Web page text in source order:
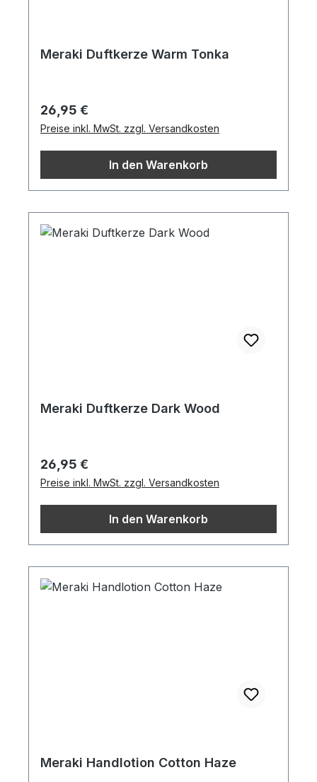
Meraki Duftkerze Warm Tonka
Regulärer Preis:
26,95 €
Preise inkl. MwSt. zzgl. Versandkosten
In den Warenkorb
Meraki Duftkerze Dark Wood
Regulärer Preis:
26,95 €
Preise inkl. MwSt. zzgl. Versandkosten
In den Warenkorb
Meraki Handlotion Cotton Haze